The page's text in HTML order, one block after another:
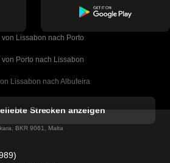
von Lissabon nach Porto
von Porto nach Lissabon
Lissabon nach Albufeira
von Lissabon nach Lagos
Strecken anzeigen
BKR 9061, Malta